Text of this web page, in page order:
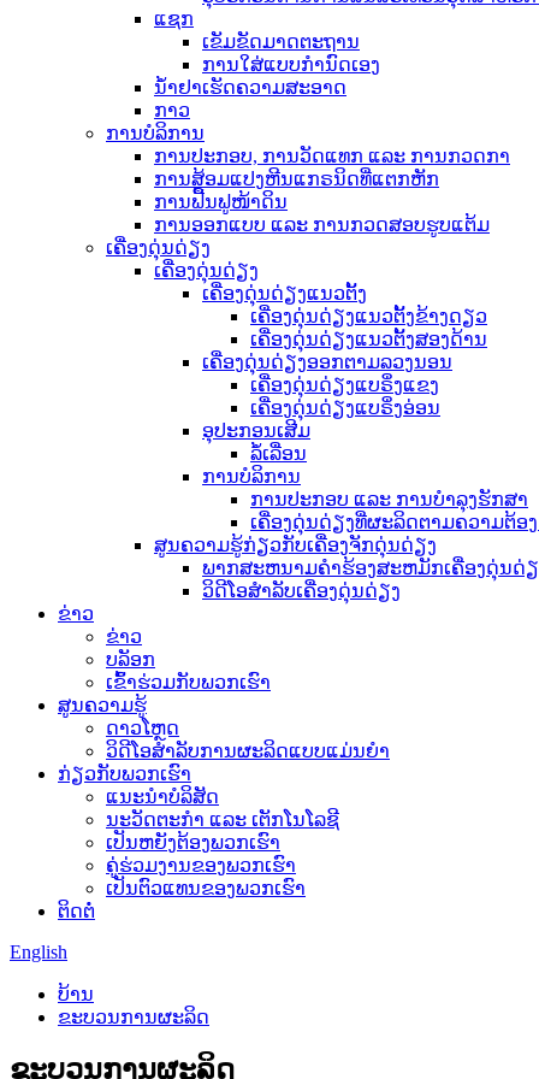
ແຊກ
ເຂັມຂັດມາດຕະຖານ
ການໃສ່ແບບກຳນົດເອງ
ນ້ຳຢາເຮັດຄວາມສະອາດ
ກາວ
ການບໍລິການ
ການປະກອບ, ການວັດແທກ ແລະ ການກວດກາ
ການສ້ອມແປງຫີນແກຣນິດທີ່ແຕກຫັກ
ການຟື້ນຟູໜ້າດິນ
ການອອກແບບ ແລະ ການກວດສອບຮູບແຕ້ມ
ເຄື່ອງດຸ່ນດ່ຽງ
ເຄື່ອງດຸ່ນດ່ຽງ
ເຄື່ອງດຸ່ນດ່ຽງແນວຕັ້ງ
ເຄື່ອງດຸ່ນດ່ຽງແນວຕັ້ງຂ້າງດຽວ
ເຄື່ອງດຸ່ນດ່ຽງແນວຕັ້ງສອງດ້ານ
ເຄື່ອງດຸ່ນດ່ຽງອອກຕາມລວງນອນ
ເຄື່ອງດຸ່ນດ່ຽງແບຣິ່ງແຂງ
ເຄື່ອງດຸ່ນດ່ຽງແບຣິ່ງອ່ອນ
ອຸປະກອນເສີມ
ລໍ້ເລື່ອນ
ການບໍລິການ
ການປະກອບ ແລະ ການບຳລຸງຮັກສາ
ເຄື່ອງດຸ່ນດ່ຽງທີ່ຜະລິດຕາມຄວາມຕ້ອ
ສູນຄວາມຮູ້ກ່ຽວກັບເຄື່ອງຈັກດຸ່ນດ່ຽງ
ພາກສະຫນາມຄໍາຮ້ອງສະຫມັກເຄື່ອງດຸ່ນດ່
ວິດີໂອສຳລັບເຄື່ອງດຸ່ນດ່ຽງ
ຂ່າວ
ຂ່າວ
ບລັອກ
ເຂົ້າຮ່ວມກັບພວກເຮົາ
ສູນຄວາມຮູ້
ດາວໂຫຼດ
ວິດີໂອສຳລັບການຜະລິດແບບແມ່ນຍຳ
ກ່ຽວກັບພວກເຮົາ
ແນະນໍາບໍລິສັດ
ນະວັດຕະກໍາ ແລະ ເຕັກໂນໂລຊີ
ເປັນຫຍັງຕ້ອງພວກເຮົາ
ຄູ່ຮ່ວມງານຂອງພວກເຮົາ
ເປັນຕົວແທນຂອງພວກເຮົາ
ຕິດຕໍ່
English
ບ້ານ
ຂະບວນການຜະລິດ
ຂະບວນການຜະລິດ